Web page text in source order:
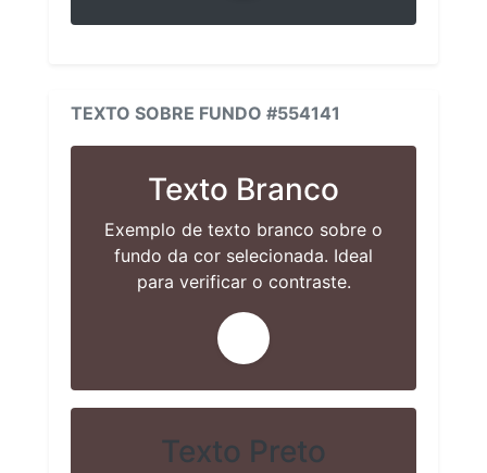
TEXTO SOBRE FUNDO #554141
Texto Branco
Exemplo de texto branco sobre o
fundo da cor selecionada. Ideal
para verificar o contraste.
Texto Preto